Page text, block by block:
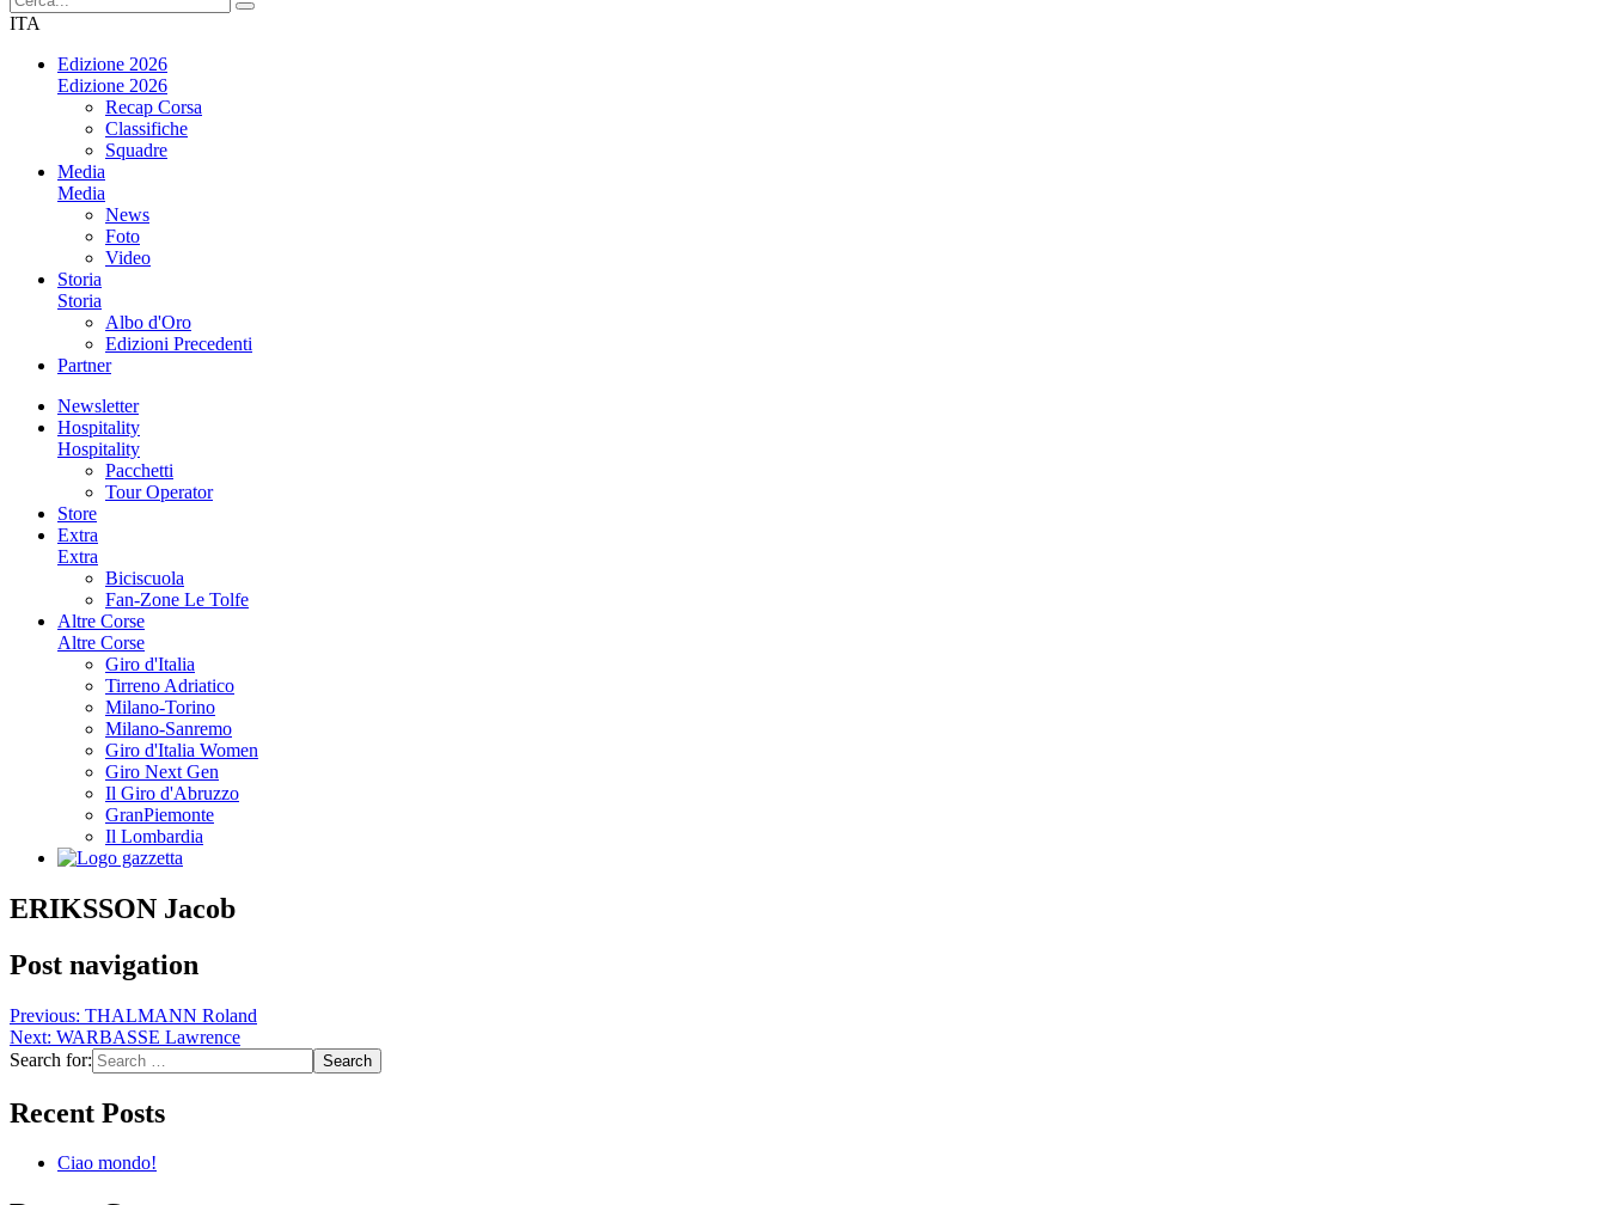
ITA
Edizione 2026
Edizione 2026
Recap Corsa
Classifiche
Squadre
Media
Media
News
Foto
Video
Storia
Storia
Albo d'Oro
Edizioni Precedenti
Partner
Newsletter
Hospitality
Hospitality
Pacchetti
Tour Operator
Store
Extra
Extra
Biciscuola
Fan-Zone Le Tolfe
Altre Corse
Altre Corse
Giro d'Italia
Tirreno Adriatico
Milano-Torino
Milano-Sanremo
Giro d'Italia Women
Giro Next Gen
Il Giro d'Abruzzo
GranPiemonte
Il Lombardia
ERIKSSON Jacob
Post navigation
Previous: THALMANN Roland
Next: WARBASSE Lawrence
Search for:
Recent Posts
Ciao mondo!